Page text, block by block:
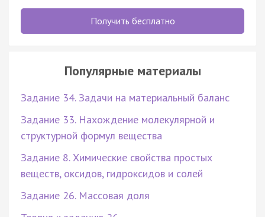
Получить бесплатно
Популярные материалы
Задание 34. Задачи на материальный баланс
Задание 33. Нахождение молекулярной и
структурной формул вещества
Задание 8. Химические свойства простых
веществ, оксидов, гидроксидов и солей
Задание 26. Массовая доля